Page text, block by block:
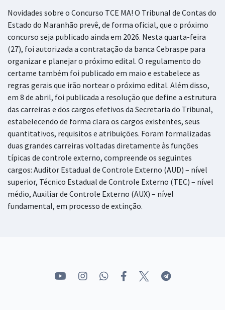
Informação (Pós-Edital)
R$ 478,32
39,86
Economize R$ 119,58 (-20%)
Comprar
TCE MA - Tribunal de Contas do Estado do Maranhão - Cargo 16:
Técnico Estadual de Controle Externo – Especialidade: Técnico
Administrativa (Pós-Edital)
R$ 383,04à vista
ou 12x de R$31,92
Economize R$ 95,76 (-20%)
Comprar
R$ 478,32
à vista
Novidades sobre o Concurso TCE MA! O Tribunal de Contas do
Estado do Maranhão prevê, de forma oficial, que o próximo
concurso seja publicado ainda em 2026. Nesta quarta-feira
(27), foi autorizada a contratação da banca Cebraspe para
organizar e planejar o próximo edital. O regulamento do
certame também foi publicado em maio e estabelece as
regras gerais que irão nortear o próximo edital. Além disso,
em 8 de abril, foi publicada a resolução que define a estrutura
das carreiras e dos cargos efetivos da Secretaria do Tribunal,
estabelecendo de forma clara os cargos existentes, seus
quantitativos, requisitos e atribuições. Foram formalizadas
duas grandes carreiras voltadas diretamente às funções
típicas de controle externo, compreende os seguintes
cargos: Auditor Estadual de Controle Externo (AUD) – nível
superior, Técnico Estadual de Controle Externo (TEC) – nível
médio, Auxiliar de Controle Externo (AUX) – nível
fundamental, em processo de extinção.